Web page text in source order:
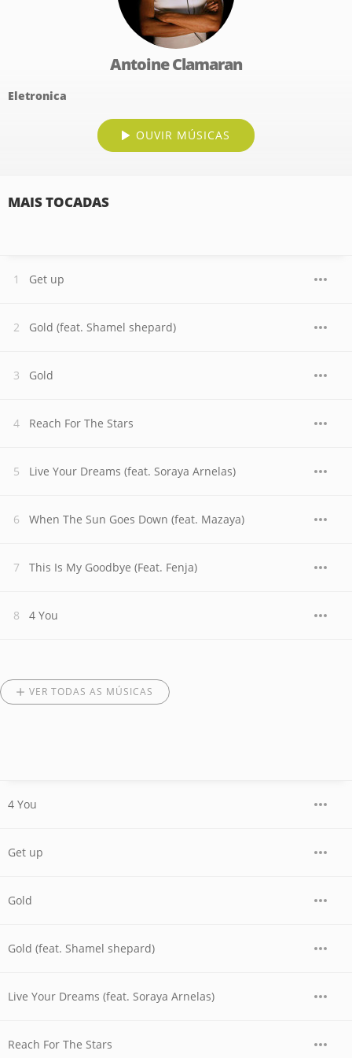
Antoine Clamaran
Eletronica
OUVIR MÚSICAS
MAIS TOCADAS
Get up
Gold (feat. Shamel shepard)
Gold
Reach For The Stars
Live Your Dreams (feat. Soraya Arnelas)
When The Sun Goes Down (feat. Mazaya)
This Is My Goodbye (Feat. Fenja)
4 You
VER TODAS AS MÚSICAS
4 You
Get up
Gold
Gold (feat. Shamel shepard)
Live Your Dreams (feat. Soraya Arnelas)
Reach For The Stars